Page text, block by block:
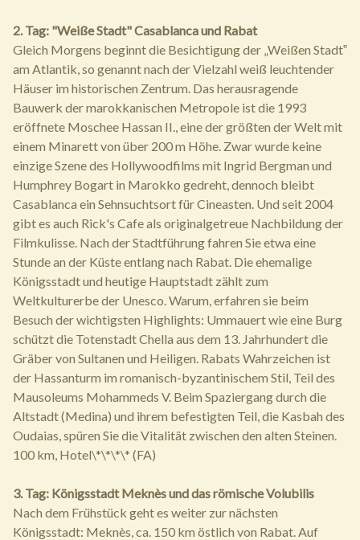
2. Tag: "Weiße Stadt" Casablanca und Rabat
Gleich Morgens beginnt die Besichtigung der „Weißen Stadt‟
am Atlantik, so genannt nach der Vielzahl weiß leuchtender
Häuser im historischen Zentrum. Das herausragende
Bauwerk der marokkanischen Metropole ist die 1993
eröffnete Moschee Hassan II., eine der größten der Welt mit
einem Minarett von über 200 m Höhe. Zwar wurde keine
einzige Szene des Hollywoodfilms mit Ingrid Bergman und
Humphrey Bogart in Marokko gedreht, dennoch bleibt
Casablanca ein Sehnsuchtsort für Cineasten. Und seit 2004
gibt es auch Rick's Cafe als originalgetreue Nachbildung der
Filmkulisse. Nach der Stadtführung fahren Sie etwa eine
Stunde an der Küste entlang nach Rabat. Die ehemalige
Königsstadt und heutige Hauptstadt zählt zum
Weltkulturerbe der Unesco. Warum, erfahren sie beim
Besuch der wichtigsten Highlights: Ummauert wie eine Burg
schützt die Totenstadt Chella aus dem 13. Jahrhundert die
Gräber von Sultanen und Heiligen. Rabats Wahrzeichen ist
der Hassanturm im romanisch-byzantinischem Stil, Teil des
Mausoleums Mohammeds V. Beim Spaziergang durch die
Altstadt (Medina) und ihrem befestigten Teil, die Kasbah des
Oudaias, spüren Sie die Vitalität zwischen den alten Steinen.
100 km, Hotel\*\*\*\* (FA)
3. Tag: Königsstadt Meknès und das römische Volubilis
Nach dem Frühstück geht es weiter zur nächsten
Königsstadt: Meknès, ca. 150 km östlich von Rabat. Auf